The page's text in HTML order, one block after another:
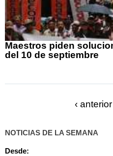
Maestros piden
del 10 de septiembre
‹ anterior
NOTICIAS DE LA SEMANA
Desde: